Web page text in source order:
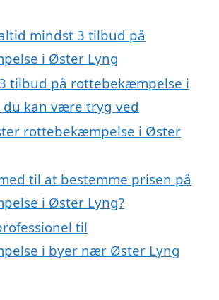
mindst 3 tilbud på
i Øster Lyng
tilbud på rottebekæmpelse i
kan være tryg ved
rottebekæmpelse i Øster
til at bestemme prisen på
i Øster Lyng?
til
i byer nær Øster Lyng